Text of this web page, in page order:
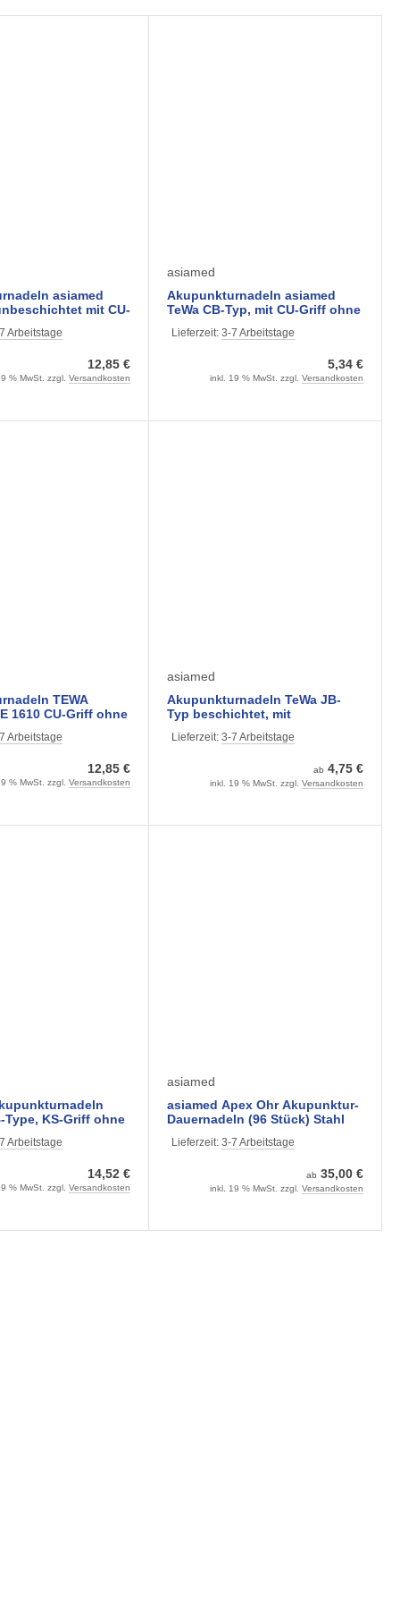
asiamed
mit CU-
Arbeitstage
12,85 €
% MwSt. zzgl.Versandkosten
asiamed
Akupunkturnadeln asiamed
TeWa CB-Typ, mit CU-Griff ohne
Lieferzeit:3-7 Arbeitstage
5,34 €
inkl. 19 % MwSt. zzgl. Versandkosten
TEWA
1610 CU-Griff ohne
Arbeitstage
12,85 €
% MwSt. zzgl.Versandkosten
asiamed
Akupunkturnadeln TeWa JB-
Typ beschichtet, mit
Führrohr (100 Stück)
Lieferzeit:3-7 Arbeitstage
ab 4,75 €
inkl. 19 % MwSt. zzgl. Versandkosten
Type, KS-Griff ohne
Größen
Arbeitstage
14,52 €
% MwSt. zzgl.Versandkosten
asiamed
asiamed Apex Ohr Akupunktur-
Dauernadeln (96 Stück) Stahl
Lieferzeit:3-7 Arbeitstage
ab 35,00 €
inkl. 19 % MwSt. zzgl. Versandkosten